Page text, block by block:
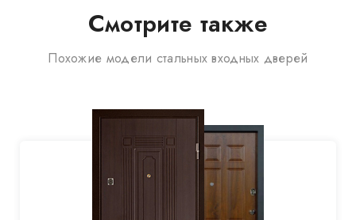
Смотрите также
Похожие модели стальных входных дверей